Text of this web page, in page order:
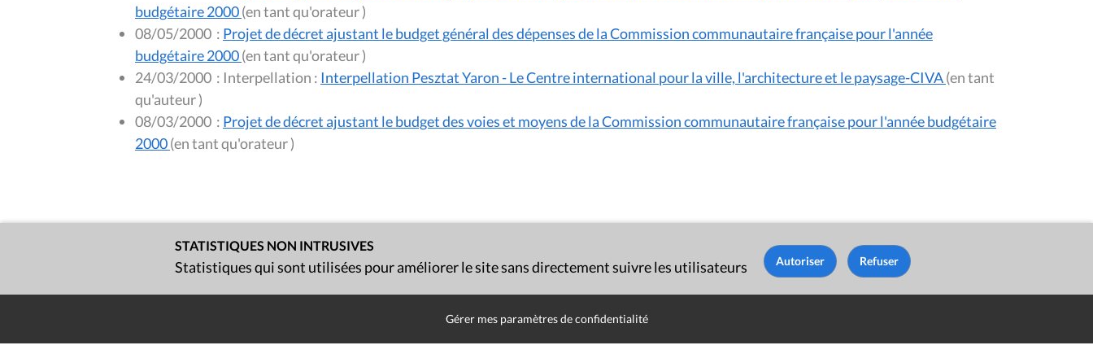
budgétaire 2000
(en tant qu'orateur )
08/05/2000 : Projet de décret ajustant le budget général des dépenses de la Commission communautaire française pour l'année
budgétaire 2000
(en tant qu'orateur )
24/03/2000 : Interpellation : Interpellation Pesztat Yaron - Le Centre international pour la ville, l'architecture et le paysage-CIVA(en tant
qu'auteur )
08/03/2000 : Projet de décret ajustant le budget des voies et moyens de la Commission communautaire française pour l'année budgétaire
2000
(en tant qu'orateur )
STATISTIQUES NON INTRUSIVES
Statistiques qui sont utilisées pour améliorer le site sans directement suivre les utilisateurs
Gérer mes paramètres de confidentialité